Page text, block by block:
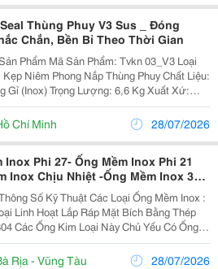
Thùng Phuy V3 Sus _ Đóng
Chắn, Bền Bỉ Theo Thời Gian
Tvkn 03_V3 Loại
Niêm Phong Nắp Thùng Phuy Chất Liệu:
Lượng: 6,6 Kg Xuất Xứ:
Chí Minh 28/07/2026
Inox Phi 27- Ống Mềm Inox Phi 21
Inox Chịu Nhiệt -Ống Mềm Inox 304
Inox Phi 34- Ống Mềm Inox 316-
Kim Loại-Khopnoimem-
Khopgiannoinox-
Số Kỹ Thuật Các Loại Ống Mềm Inox :
Linh Hoạt Lắp Ráp Mặt Bích Bằng Thép
Có Ống
Thép Không Gỉ Và Vỏ Bện Bằng Thép
Gỉ. Thép Không Gỉ: Loại...
Rịa - Vũng Tàu 28/07/2026